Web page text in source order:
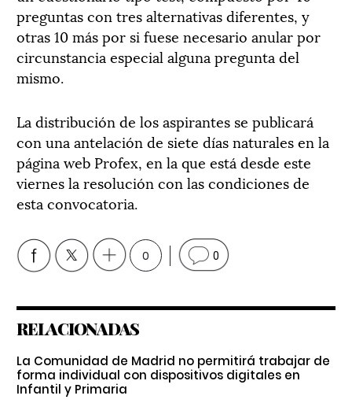
preguntas con tres alternativas diferentes, y
otras 10 más por si fuese necesario anular por
circunstancia especial alguna pregunta del
mismo.
La distribución de los aspirantes se publicará
con una antelación de siete días naturales en la
página web Profex, en la que está desde este
viernes la resolución con las condiciones de
esta convocatoria.
0 0
RELACIONADAS
La Comunidad de Madrid no permitirá trabajar de
forma individual con dispositivos digitales en
Infantil y Primaria